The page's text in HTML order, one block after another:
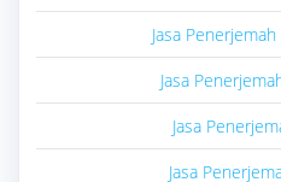
Jasa
Jasa
Jasa
Jasa